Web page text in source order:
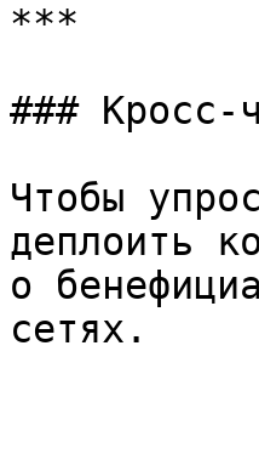
***
### Кросс-
Чтобы
деплоить
о
сетях.